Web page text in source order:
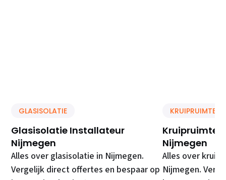
GLASISOLATIE
Glasisolatie Installateur
Nijmegen
Alles over glasisolatie in Nijmegen.
Vergelijk direct offertes en bespaar op
KRUIPRUIMTE
Kruipruimte
Nijmegen
Alles over
Nijmegen.